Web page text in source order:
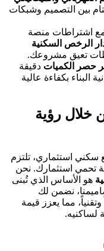
بين التصميم وشبكات
مع اشتراطات منصة
الرخص السكنية
تعيق مشروعك.
حصر الكميات دقيقة
البناء بكفاءة عالية
خلال رؤية
استثماري، تلتزم
تحمي استثمارك. نحن
هو الأساس الذي تُبنى
نضمن لك
وتقنياً، مما يعزز قيمة
لساكنيه.